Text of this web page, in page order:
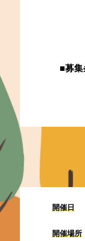
■募集
県
（
開催日
開催場所